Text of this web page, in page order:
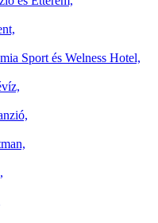
Sport és Welness Hotel,